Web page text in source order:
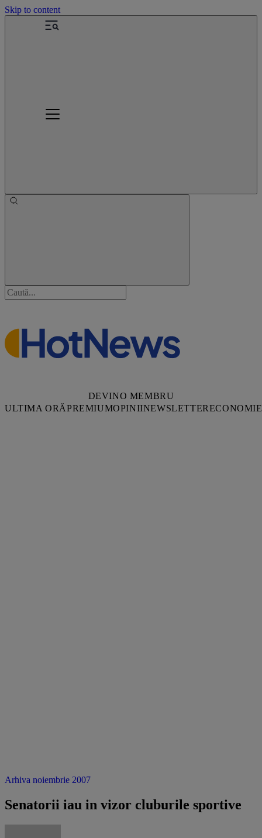
Skip to content
DEVINO MEMBRU
ULTIMA ORĂPREMIUMOPINIINEWSLETTERECONOMIE
Arhiva noiembrie 2007
Senatorii iau in vizor cluburile sportive